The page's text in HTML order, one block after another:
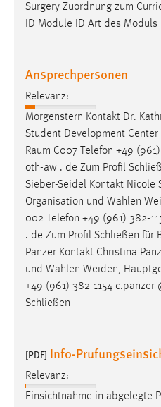
Surgery Zuordnung zum
ID Module ID Art des Moduls
Ansprechpersonen
Relevanz:
Morgenstern Kontakt Dr.
Student Development
Raum C007 Telefon +49
oth-aw . de Zum Profil
Sieber-Seidel Kontakt Nicole
Organisation und Wahlen
002 Telefon +49 (961) 382-
. de Zum Profil Schließen für
Panzer Kontakt Christina
und Wahlen Weiden,
+49 (961) 382-1154 c.panzer
Schließen
[PDF] Info-
Relevanz:
Einsichtnahme in abgelegte